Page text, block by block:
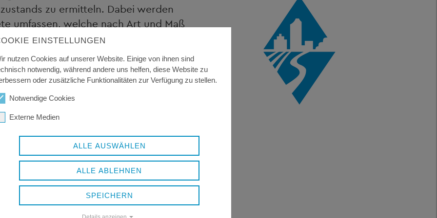
zu ermitteln. Dabei werden
umfassen, welche nach Art und Maß
Jahres-Rhythmus zum Stichtag 1.
Jahreszahl flächendeckend ermittelt
Auskunft über die Bodenrichtwerte
bietet sowohl eine
Gebühr Gutachten über den
EINSTELLUNGEN
nutzen Cookies auf unserer Website. Einige von ihnen sind
notwendig, während andere uns helfen, diese Website zu
oder zusätzliche Funktionalitäten zur Verfügung zu stellen.
Notwendige Cookies
Externe Medien
ALLE AUSWÄHLEN
ALLE ABLEHNEN
SPEICHERN